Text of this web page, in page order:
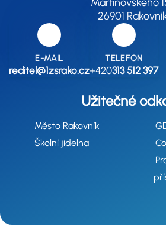
26901
E-MAIL
reditel@1zsrako.cz
TELEFON
+420313 512 397
Užitečné
Město Rakovník
Školní jídelna